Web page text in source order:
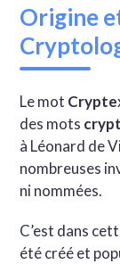
Origine
Le mot Crypte
des mots
à Léonard de
nombreuses
ni nommées.
C’est dans
été créé et